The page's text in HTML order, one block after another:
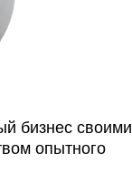
бизнес своими
опытного